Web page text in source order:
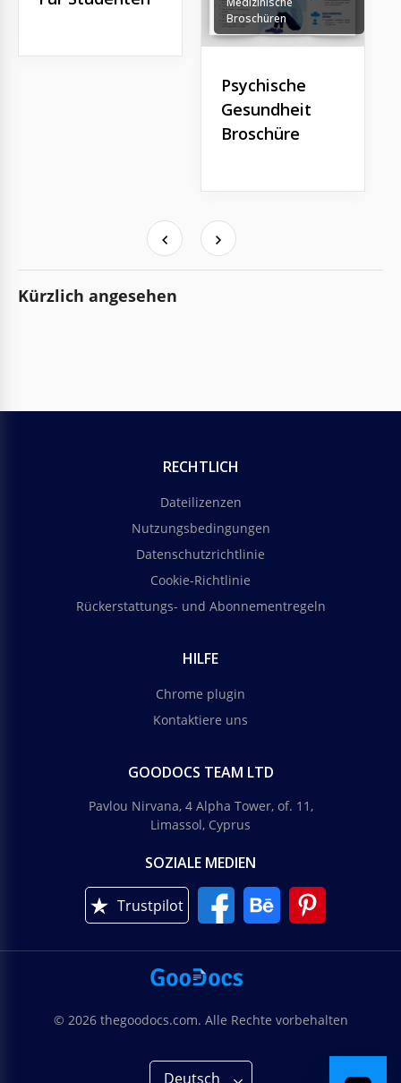
Broschüren
Psychische
Gesundheit
Broschüre
Kürzlich angesehen
RECHTLICH
Dateilizenzen
Nutzungsbedingungen
Datenschutzrichtlinie
Cookie-Richtlinie
Rückerstattungs- und Abonnementregeln
HILFE
Chrome plugin
Kontaktiere uns
GOODOCS TEAM LTD
Pavlou Nirvana, 4 Alpha Tower, of. 11,
Limassol, Cyprus
SOZIALE MEDIEN
Trustpilot
© 2026 thegoodocs.com. Alle Rechte vorbehalten
Deutsch